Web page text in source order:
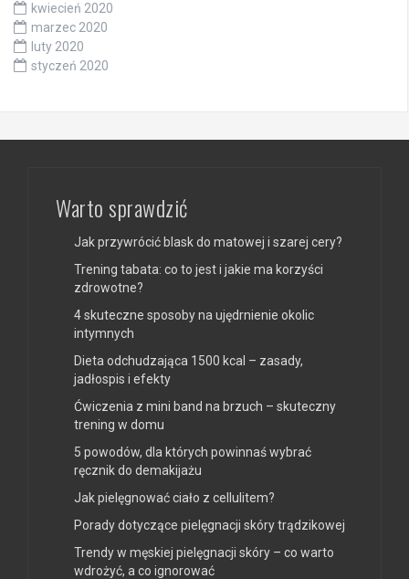
kwiecień 2020
marzec 2020
luty 2020
styczeń 2020
Warto sprawdzić
Jak przywrócić blask do matowej i szarej cery?
Trening tabata: co to jest i jakie ma korzyści
zdrowotne?
4 skuteczne sposoby na ujędrnienie okolic
intymnych
Dieta odchudzająca 1500 kcal – zasady,
jadłospis i efekty
Ćwiczenia z mini band na brzuch – skuteczny
trening w domu
5 powodów, dla których powinnaś wybrać
ręcznik do demakijażu
Jak pielęgnować ciało z cellulitem?
Porady dotyczące pielęgnacji skóry trądzikowej
Trendy w męskiej pielęgnacji skóry – co warto
wdrożyć, a co ignorować